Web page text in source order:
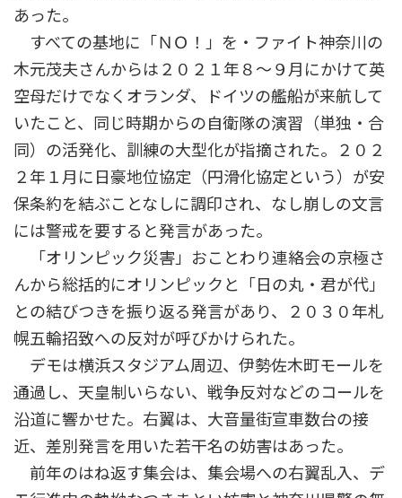
あった。
すべての基地に「ＮＯ！」を・ファイト神奈川の
木元茂夫さんからは２０２１年８～９月にかけて英
空母だけでなくオランダ、ドイツの艦船が来航して
いたこと、同じ時期からの自衛隊の演習（単独・合
同）の活発化、訓練の大型化が指摘された。２０２
２年１月に日豪地位協定（円滑化協定という）が安
保条約を結ぶことなしに調印され、なし崩しの文言
には警戒を要すると発言があった。
「オリンピック災害」おことわり連絡会の京極さ
んから総括的にオリンピックと「日の丸・君が代」
との結びつきを振り返る発言があり、２０３０年札
幌五輪招致への反対が呼びかけられた。
デモは横浜スタジアム周辺、伊勢佐木町モールを
通過し、天皇制いらない、戦争反対などのコールを
沿道に響かせた。右翼は、大音量街宣車数台の接
近、差別発言を用いた若干名の妨害はあった。
前年のはね返す集会は、集会場への右翼乱入、デ